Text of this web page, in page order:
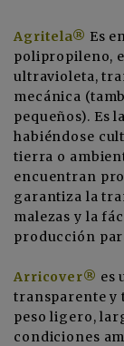
Agritela® Es
polipropileno,
ultravioleta,
mecánica
pequeños). Es
habiéndose
tierra o
encuentran
garantiza la
malezas y la
producción
Arricover® es
transparente y
peso ligero,
condiciones